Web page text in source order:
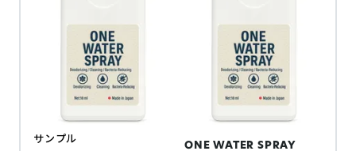
サンプル
ONE WATER SPRAY